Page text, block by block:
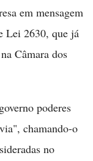
em mensagem
Lei 2630, que já
Câmara dos
poderes
chamando-o
no